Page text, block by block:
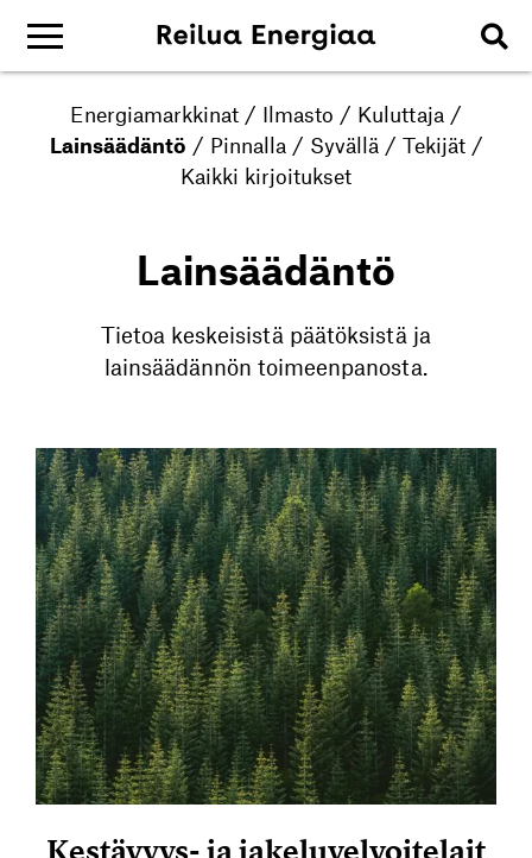
Energiamarkkinat / Ilmasto / Kuluttaja /
Lainsäädäntö / Pinnalla / Syvällä / Tekijät /
Kaikki kirjoitukset
Lainsäädäntö
Tietoa keskeisistä päätöksistä ja
lainsäädännön toimeenpanosta.